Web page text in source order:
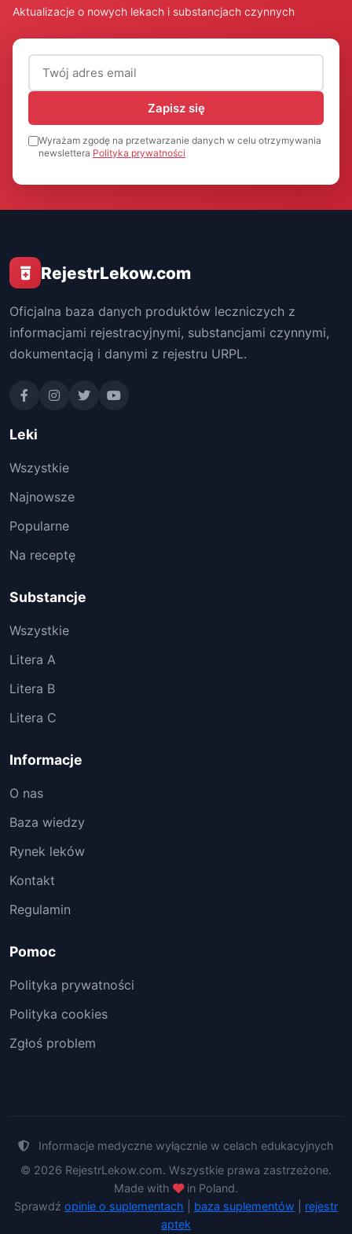
Aktualizacje o nowych lekach i substancjach czynnych
Adres email (wymagany)
Zapisz się
Wyrażam zgodę na przetwarzanie danych w celu otrzymywania
newslettera Polityka prywatności
RejestrLekow.com
Oficjalna baza danych produktów leczniczych z
informacjami rejestracyjnymi, substancjami czynnymi,
dokumentacją i danymi z rejestru URPL.
Leki
Wszystkie
Najnowsze
Popularne
Na receptę
Substancje
Wszystkie
Litera A
Litera B
Litera C
Informacje
O nas
Baza wiedzy
Rynek leków
Kontakt
Regulamin
Pomoc
Polityka prywatności
Polityka cookies
Zgłoś problem
Informacje medyczne wyłącznie w celach edukacyjnych
© 2026 RejestrLekow.com. Wszystkie prawa zastrzeżone.
Made with
in Poland.
Sprawdź opinie o suplementach baza suplementów
rejestr
aptek